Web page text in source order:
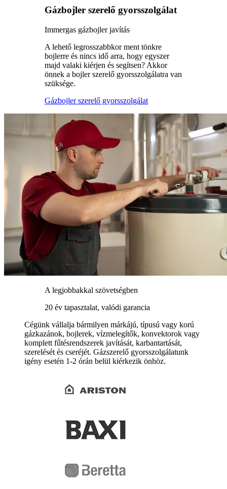
Gázbojler szerelő gyorsszolgálat
Immergas gázbojler javítás
A lehető legrosszabbkor ment tönkre
bojlerre és nincs idő arra, hogy egyszer
majd valaki kiérjen és segítsen? Akkor
önnek a bojler szerelő gyorsszolgálatra van
szüksége.
Gázbojler szerelő gyorsszolgálat
A legjobbakkal szövetségben
20 év tapasztalat, valódi garancia
Cégünk vállalja bármilyen márkájú, típusú vagy korú
gázkazánok, bojlerek, vízmelegítők, konvektorok vagy
komplett fűtésrendszerek javítását, karbantartását,
szerelését és cseréjét. Gázszerelő gyorsszolgálatunk
igény esetén 1-2 órán belül kiérkezik önhöz.